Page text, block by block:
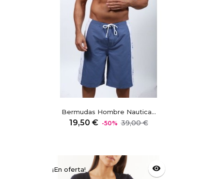
Bermudas Hombre Nautica...
19,50 € Precio
-50% 39,00 €Precio
¡En oferta! visibility